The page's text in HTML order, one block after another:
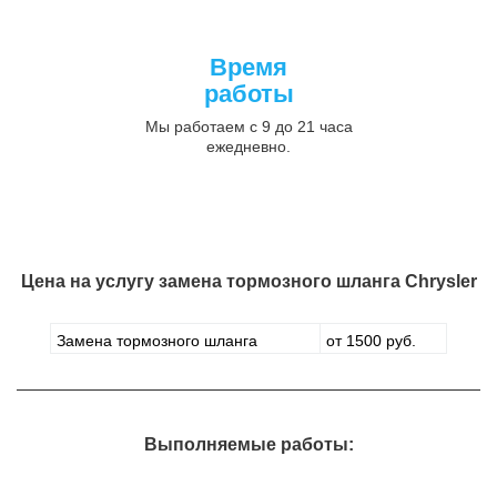
Время
работы
Мы работаем с 9 до 21 часа
ежедневно.
Цена на услугу замена тормозного шланга Chrysler
Замена тормозного шланга от 1500 руб.
Выполняемые работы: